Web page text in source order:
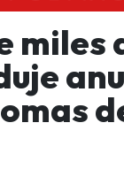
miles